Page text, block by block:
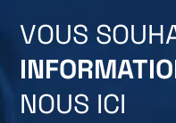
VOUS
NOUS ICI